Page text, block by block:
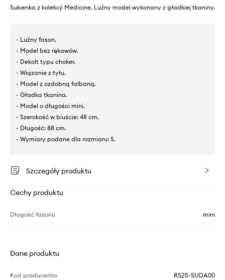
Sukienka z kolekcji Medicine. Luźny model wykonany z gładkiej tkaniny.
- Luźny fason.
- Model bez rękawów.
- Dekolt typu choker.
- Wiązanie z tyłu.
- Model z ozdobną falbaną.
- Gładka tkanina.
- Model o długości mini.
- Szerokość w biuście: 48 cm.
- Długość: 88 cm.
- Wymiary podane dla rozmiaru: S.
Szczegóły produktu
Cechy produktu
Długość fasonu mini
Dane produktu
Kod producenta RS25-SUDA00